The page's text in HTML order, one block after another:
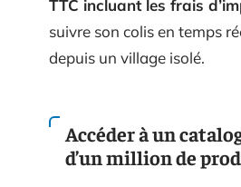
TTC incluant les frais
suivre son colis en temps
depuis un village isolé.
Accéder à un
d’un million de